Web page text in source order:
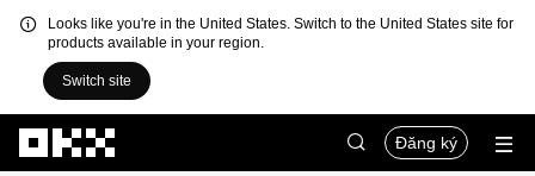
Looks like you're in the United States. Switch to the United States site for
products available in your region.
Switch site
Đăng ký